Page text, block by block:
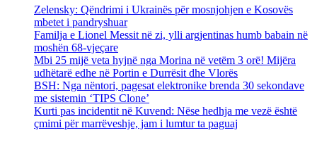
Zelensky: Qëndrimi i Ukrainës për mosnjohjen e Kosovës
mbetet i pandryshuar
Familja e Lionel Messit në zi, ylli argjentinas humb babain në
moshën 68-vjeçare
Mbi 25 mijë veta hyjnë nga Morina në vetëm 3 orë! Mijëra
udhëtarë edhe në Portin e Durrësit dhe Vlorës
BSH: Nga nëntori, pagesat elektronike brenda 30 sekondave
me sistemin ‘TIPS Clone’
Kurti pas incidentit në Kuvend: Nëse hedhja me vezë është
çmimi për marrëveshje, jam i lumtur ta paguaj